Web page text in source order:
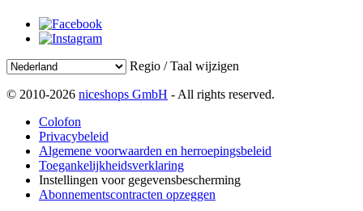
Regio / Taal wijzigen
© 2010-2026 niceshops GmbH - All rights reserved.
Colofon
Privacybeleid
Algemene voorwaarden en herroepingsbeleid
Toegankelijkheidsverklaring
Instellingen voor gegevensbescherming
Abonnementscontracten opzeggen